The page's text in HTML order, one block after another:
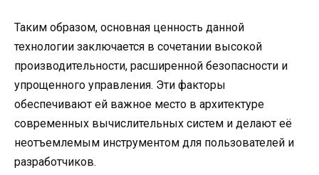
Таким образом, основная ценность данной
технологии заключается в сочетании высокой
производительности, расширенной безопасности и
упрощенного управления. Эти факторы
обеспечивают ей важное место в архитектуре
современных вычислительных систем и делают её
неотъемлемым инструментом для пользователей и
разработчиков.